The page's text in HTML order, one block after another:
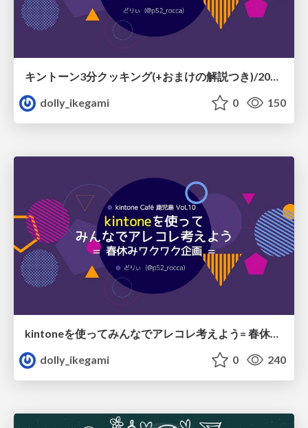
キントーン3分クッキング(+おまけの解説つき)/20200317_geekhub-lt
dolly_ikegami
0 150
dolly_ikegami
0 240